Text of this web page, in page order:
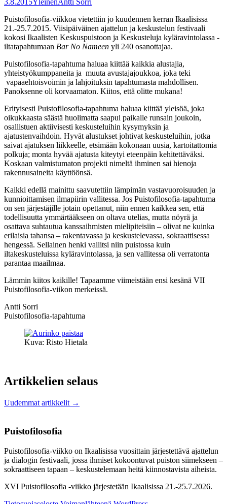
Puistofilosofia-viikkoa vietettiin jo kuudennen kerran Ikaalisissa
21.-25.7.2015. Viisipäiväinen ajattelun ja keskustelun festivaali
kokosi Ikaalisten Keskuspuistoon ja Keskusteluja kyläravintolassa -
iltatapahtumaan Bar No Nameen yli 240 osanottajaa.
Puistofilosofia-tapahtuma haluaa kiittää kaikkia alustajia,
yhteistyökumppaneita ja muuta avustajajoukkoa, joka teki
vapaaehtoisvoimin ja lahjoituksin tapahtumasta mahdollisen.
Panoksenne oli korvaamaton. Kiitos, että olitte mukana!
Erityisesti Puistofilosofia-tapahtuma haluaa kiittää yleisöä, joka
oikukkaasta säästä huolimatta saapui paikalle runsain joukoin,
osallistuen aktiivisesti keskusteluihin kysymyksin ja
ajatustenvaihdoin. Hyvät alustukset johtivat keskusteluihin, jotka
saivat ajatuksen liikkeelle, etsimään kokonaan uusia, kartoitattomia
polkuja; monta hyvää ajatusta kiteytyi eteenpäin kehitettäväksi.
Koskaan valmistumaton projekti nimeltä ihminen sai hienoja
rakennusaineita käyttöönsä.
Kaikki edellä mainittu saavutettiin lämpimän vastavuoroisuuden ja
kunnioittamisen ilmapiirin vallitessa. Jos Puistofilosofia-tapahtuma
on sen järjestäjille jotain opettanut, niin ennen kaikkea sen, että
todellisuutta ymmärtääkseen on oltava utelias, mutta nöyrä ja
osattava suhtautua kanssaihmisten mielipiteisiin – olivat ne kuinka
erilaisia tahansa – rakentavassa ja keskustelevassa, sokraattisessa
hengessä. Sellainen henki vallitsi niin puistossa kuin
iltakeskusteluissa kyläravintolassa, ja sen vallitessa oli verratonta
parantaa maailmaa.
Lämmin kiitos kaikille! Tapaamme viimeistään ensi kesänä VII
Puistofilosofia-viikon merkeissä.
Antti Sorri
Puistofilosofia-tapahtuma
Kuva: Risto Hietala
Artikkelien selaus
Uudemmat artikkelit →
Puistofilosofia
Puistofilosofia-viikko on Ikaalisissa vuosittain järjestettävä ajattelun
ja dialogin festivaali, jossa ihmiset kokoontuvat puiston siimekseen –
sokraattiseen tapaan – keskustelemaan heitä kiinnostavista aiheista.
XVI Puistofilosofia -viikko järjestetään Ikaalisissa 21.-25.7.2026.